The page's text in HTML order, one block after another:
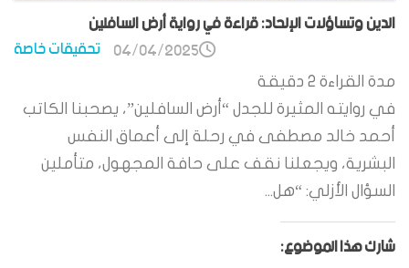
الدين وتساؤلات الإلحاد: قراءة في رواية أرض السافلين
تحقيقات خاصة 04/04/2025
مدة القراءة 2 دقيقة
في روايته المثيرة للجدل “أرض السافلين”، يصحبنا الكاتب
أحمد خالد مصطفى في رحلة إلى أعماق النفس
البشرية، ويجعلنا نقف على حافة المجهول، متأملين
السؤال الأزلي: “هل...
شارك هذا الموضوع: